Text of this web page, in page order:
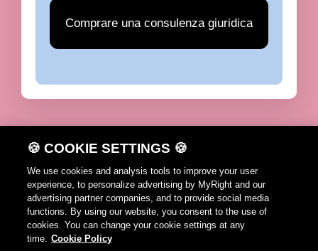
Comprare una consulenza giuridica
DE FR IT
EN
Avvertenze per l'utilizzazione
Cookie Policy
🍪 COOKIE SETTINGS 🍪
We use cookies and analysis tools to improve your user
experience, to personalize advertising by MyRight and our
advertising partner companies, and to provide social media
functions. By using our website, you consent to the use of
cookies. You can change your cookie settings at any
time. Cookie Policy